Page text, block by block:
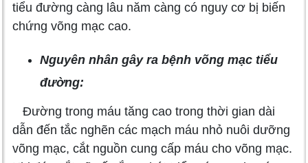
tiểu đường càng lâu năm càng có nguy cơ bị biến
chứng võng mạc cao.
Nguyên nhân gây ra bệnh võng mạc tiểu
đường:
Đường trong máu tăng cao trong thời gian dài
dẫn đến tắc nghẽn các mạch máu nhỏ nuôi dưỡng
võng mạc, cắt nguồn cung cấp máu cho võng mạc.